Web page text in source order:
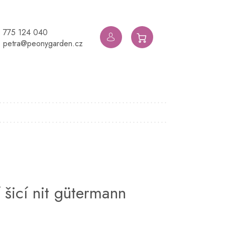
775 124 040
petra@peonygarden.cz
nit gütermann